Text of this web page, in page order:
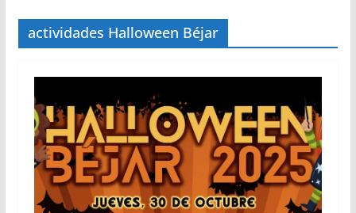
actividades Halloween Béjar